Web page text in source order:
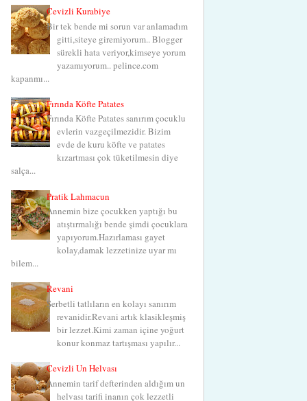
Cevizli Kurabiye
Bir tek bende mi sorun var anlamadım
gitti,siteye giremiyorum.. Blogger
sürekli hata veriyor,kimseye yorum
yazamıyorum.. pelince.com
kapanmı...
Fırında Köfte Patates
Fırında Köfte Patates sanırım çocuklu
evlerin vazgeçilmezidir. Bizim
evde de kuru köfte ve patates
kızartması çok tüketilmesin diye
salça...
Pratik Lahmacun
Annemin bize çocukken yaptığı bu
atıştırmalığı bende şimdi çocuklara
yapıyorum.Hazırlaması gayet
kolay,damak lezzetinize uyar mı
bilem...
Revani
Şerbetli tatlıların en kolayı sanırım
revanidir.Revani artık klasikleşmiş
bir lezzet.Kimi zaman içine yoğurt
konur konmaz tartışması yapılır...
Cevizli Un Helvası
Annemin tarif defterinden aldığım un
helvası tarifi inanın çok lezzetli